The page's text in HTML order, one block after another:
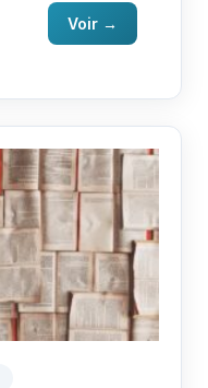
Voir →